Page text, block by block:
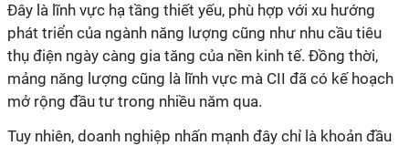
Đây là lĩnh vực hạ tầng thiết yếu, phù hợp với xu hướng
phát triển của ngành năng lượng cũng như nhu cầu tiêu
thụ điện ngày càng gia tăng của nền kinh tế. Đồng thời,
mảng năng lượng cũng là lĩnh vực mà CII đã có kế hoạch
mở rộng đầu tư trong nhiều năm qua.
Tuy nhiên, doanh nghiệp nhấn mạnh đây chỉ là khoản đầu